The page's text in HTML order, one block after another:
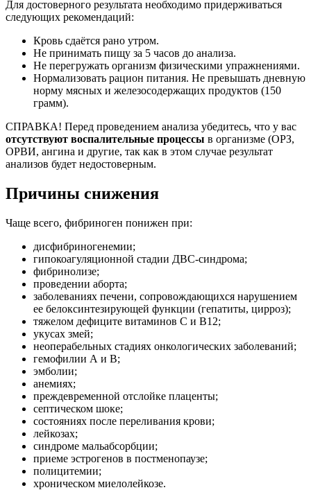
Для достоверного результата необходимо придерживаться
следующих рекомендаций:
Кровь сдаётся рано утром.
Не принимать пищу за 5 часов до анализа.
Не перегружать организм физическими упражнениями.
Нормализовать рацион питания. Не превышать дневную
норму мясных и железосодержащих продуктов (150
грамм).
СПРАВКА! Перед проведением анализа убедитесь, что у вас
отсутствуют воспалительные процессы в организме (ОРЗ,
ОРВИ, ангина и другие, так как в этом случае результат
анализов будет недостоверным.
Причины снижения
Чаще всего, фибриноген понижен при:
дисфибриногенемии;
гипокоагуляционной стадии ДВС-синдрома;
фибринолизе;
проведении аборта;
заболеваниях печени, сопровождающихся нарушением
ее белоксинтезирующей функции (гепатиты, цирроз);
тяжелом дефиците витаминов С и В12;
укусах змей;
неоперабельных стадиях онкологических заболеваний;
гемофилии А и В;
эмболии;
анемиях;
преждевременной отслойке плаценты;
септическом шоке;
состояниях после переливания крови;
лейкозах;
синдроме мальабсорбции;
приеме эстрогенов в постменопаузе;
полицитемии;
хроническом миелолейкозе.